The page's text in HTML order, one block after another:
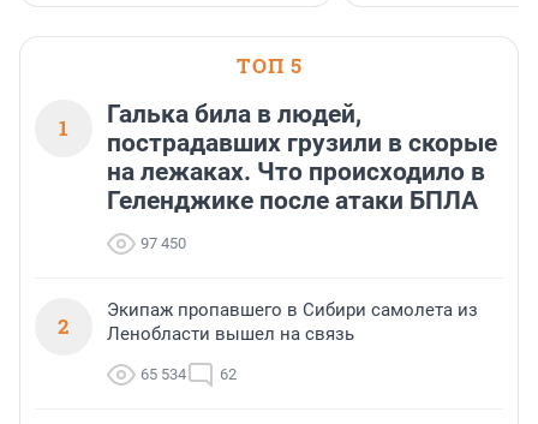
ТОП 5
1
Галька била в людей,
пострадавших грузили в скорые
на лежаках. Что происходило в
Геленджике после атаки БПЛА
97 450
2
Экипаж пропавшего в Сибири самолета из
Ленобласти вышел на связь
65 534 62